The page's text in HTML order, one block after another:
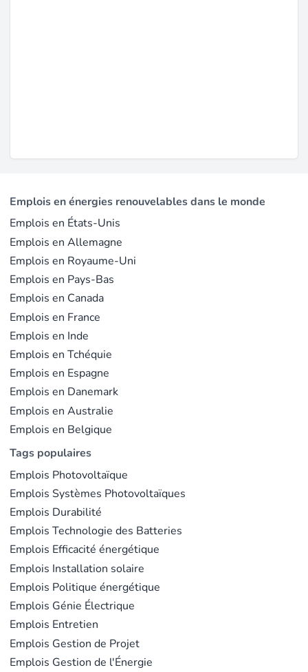
Emplois en énergies renouvelables dans le monde
Emplois en États-Unis
Emplois en Allemagne
Emplois en Royaume-Uni
Emplois en Pays-Bas
Emplois en Canada
Emplois en France
Emplois en Inde
Emplois en Tchéquie
Emplois en Espagne
Emplois en Danemark
Emplois en Australie
Emplois en Belgique
Tags populaires
Emplois Photovoltaïque
Emplois Systèmes Photovoltaïques
Emplois Durabilité
Emplois Technologie des Batteries
Emplois Efficacité énergétique
Emplois Installation solaire
Emplois Politique énergétique
Emplois Génie Électrique
Emplois Entretien
Emplois Gestion de Projet
Emplois Gestion de l'Énergie